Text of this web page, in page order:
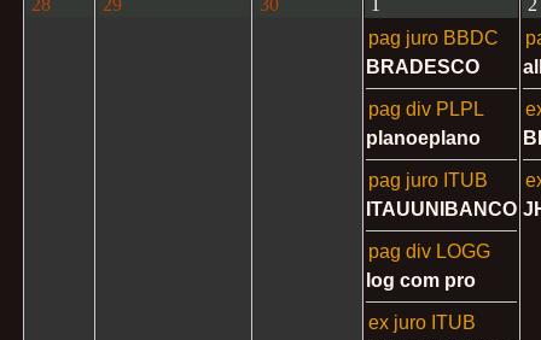
28
29 30
1
pag juro BBDC
BRADESCO
pag div PLPL
planoeplano
pag juro ITUB
ITAUUNIBANCO
pag div LOGG
log com pro
ex juro ITUB
2